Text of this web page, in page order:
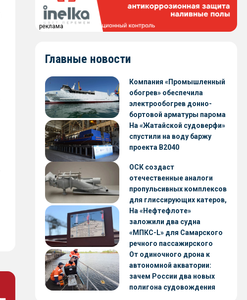
реклама
Главные новости
Компания «Промышленный
обогрев» обеспечила
электрообогрев донно-
бортовой арматуры парома
«Петропавловск» проекта
CNF22
На «Жатайской судоверфи»
спустили на воду баржу
проекта В2040
ОСК создаст
отечественные аналоги
пропульсивных комплексов
для глиссирующих катеров,
скоростных судов и судов с
малой осадкой
На «Нефтефлоте»
заложили два судна
«МПКС-L» для Самарского
речного пассажирского
предприятия
От одиночного дрона к
автономной акватории:
зачем России два новых
полигона судовождения